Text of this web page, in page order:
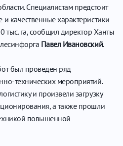
Специалистам предстоит
качественные характеристики
тыс. га, сообщил директор Ханты
Павел Ивановский.
был проведен ряд
технических мероприятий.
и произвели загрузку
а также прошли
повышенной